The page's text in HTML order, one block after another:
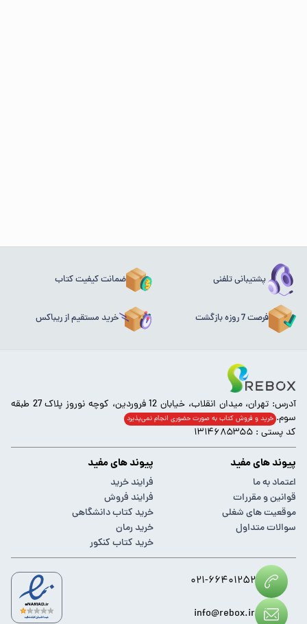
پشتیبانی تلفنی ضمانت کیفیت کتاب
فرصت 7 روزه بازگشت خرید مستقیم از ریباکس
آدرس: تهران، میدان انقلاب، خیابان 12 فروردین، کوچه نوروز پلاک 27 طبقه
سوم. خرید و فروش کتاب به صورت حضوری انجام‌ نمی‌پذیرد
کد پستی : ۱۳۱۴۶۸۵۳۵۵
پیوند های مفید
اعتماد به ما
قوانین و مقررات
موقعیت های شغلی
سوالات متداول
پیوند های مفید
فرایند خرید
فرایند فروش
خرید کتاب دانشگاهی
خرید رمان
خرید کتاب کنکور
۰۲۱-۶۶۴۰۱۲۵۲
info@rebox.ir